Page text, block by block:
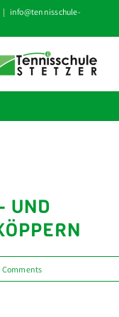
| info@tennisschule-
UND
Commentson
E1/E2